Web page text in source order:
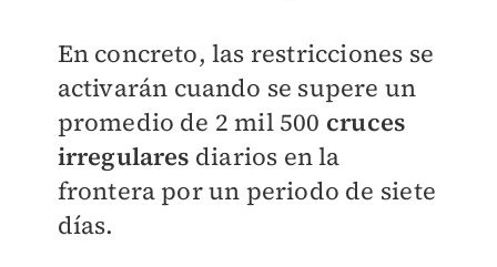
En concreto, las restricciones se
activarán cuando se supere un
promedio de 2 mil 500 cruces
irregulares diarios en la
frontera por un periodo de siete
días.